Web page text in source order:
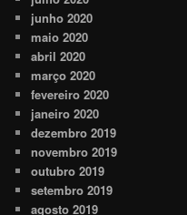
junho 2020
maio 2020
abril 2020
março 2020
fevereiro 2020
janeiro 2020
dezembro 2019
novembro 2019
outubro 2019
setembro 2019
agosto 2019